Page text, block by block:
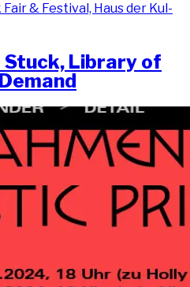
& Fes­ti­val, Haus der Kul­
Stuck, Libra­ry of